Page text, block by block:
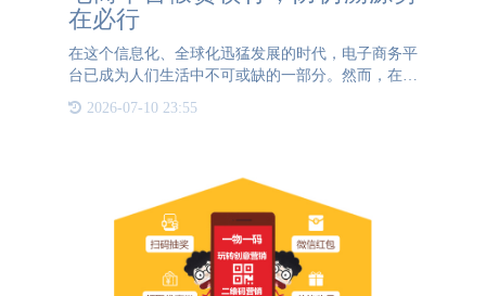
在必行
在这个信息化、全球化迅猛发展的时代，电子商务平
台已成为人们生活中不可或缺的一部分。然而，在这
扰消费者与商家的一颗毒瘤。首先，我们不得不正视
2026-07-10 23:55